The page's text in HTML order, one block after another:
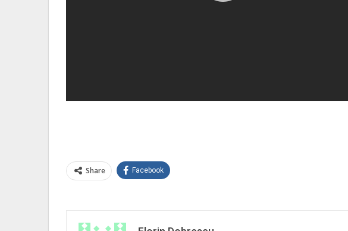
Share Facebook